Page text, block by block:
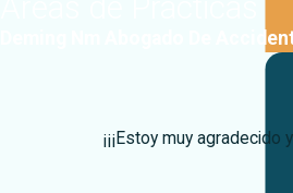
Deming Nm Abogado De
¡¡¡Estoy muy